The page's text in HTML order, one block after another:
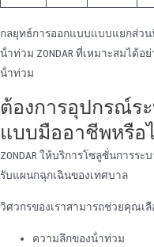
กลยุทธ์การออกแบบแบบแยกส่ว
น้ําท่วม ZONDAR ที่เหมาะสมได้
น้ําท่วม
ต้องการอุปกรณ์ร
แบบมืออาชีพหรือ
ZONDAR ให้บริการโซลูชั่นการ
รับแผนกฉุกเฉินของเทศบาล
วิศวกรของเราสามารถช่วยคุณ
ความลึกของน้ําท่วม